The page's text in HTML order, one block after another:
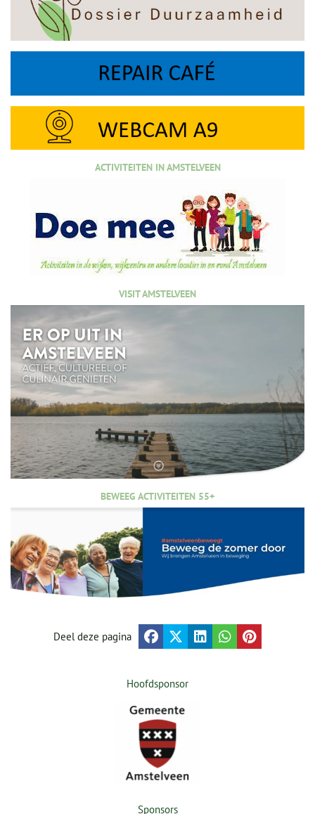
ACTIVITEITEN IN AMSTELVEEN
VISIT AMSTELVEEN
BEWEEG ACTIVITEITEN 55+
Deel deze pagina
Hoofdsponsor
Sponsors